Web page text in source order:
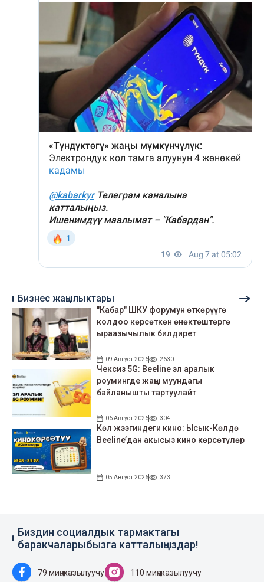
Бизнес жаңылыктары
"Кабар" ШКУ форумун өткөрүүгө
колдоо көрсөткөн өнөктөштөргө
ыраазычылык билдирет
09 Август 2026 2630
Чексиз 5G: Beeline эл аралык
роумингде жаңы муундагы
байланышты тартуулайт
06 Август 2026 304
Көл жээгиндеги кино: Ысык-Көлдө
Beeline’дан акысыз кино көрсөтүлөр
05 Август 2026 373
Биздин социалдык тармактагы
баракчаларыбызга катталыңыздар!
79 миң жазылуучу 110 миң жазылуучу